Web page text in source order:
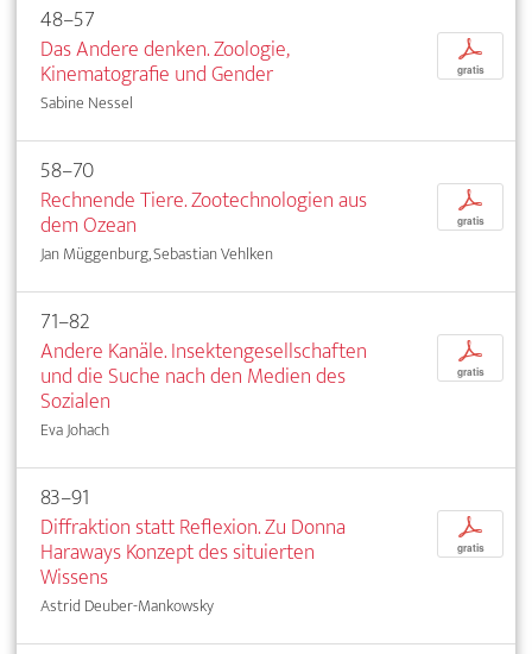
48–57
Das Andere denken. Zoologie,
Kinematografie und Gender
Sabine Nessel
p
gratis
58–70
Rechnende Tiere. Zootechnologien aus
dem Ozean
Jan Müggenburg, Sebastian Vehlken
p
gratis
71–82
Andere Kanäle. Insektengesellschaften
und die Suche nach den Medien des
Sozialen
Eva Johach
p
gratis
83–91
Diffraktion statt Reflexion. Zu Donna
Haraways Konzept des situierten
Wissens
Astrid Deuber-Mankowsky
p
gratis